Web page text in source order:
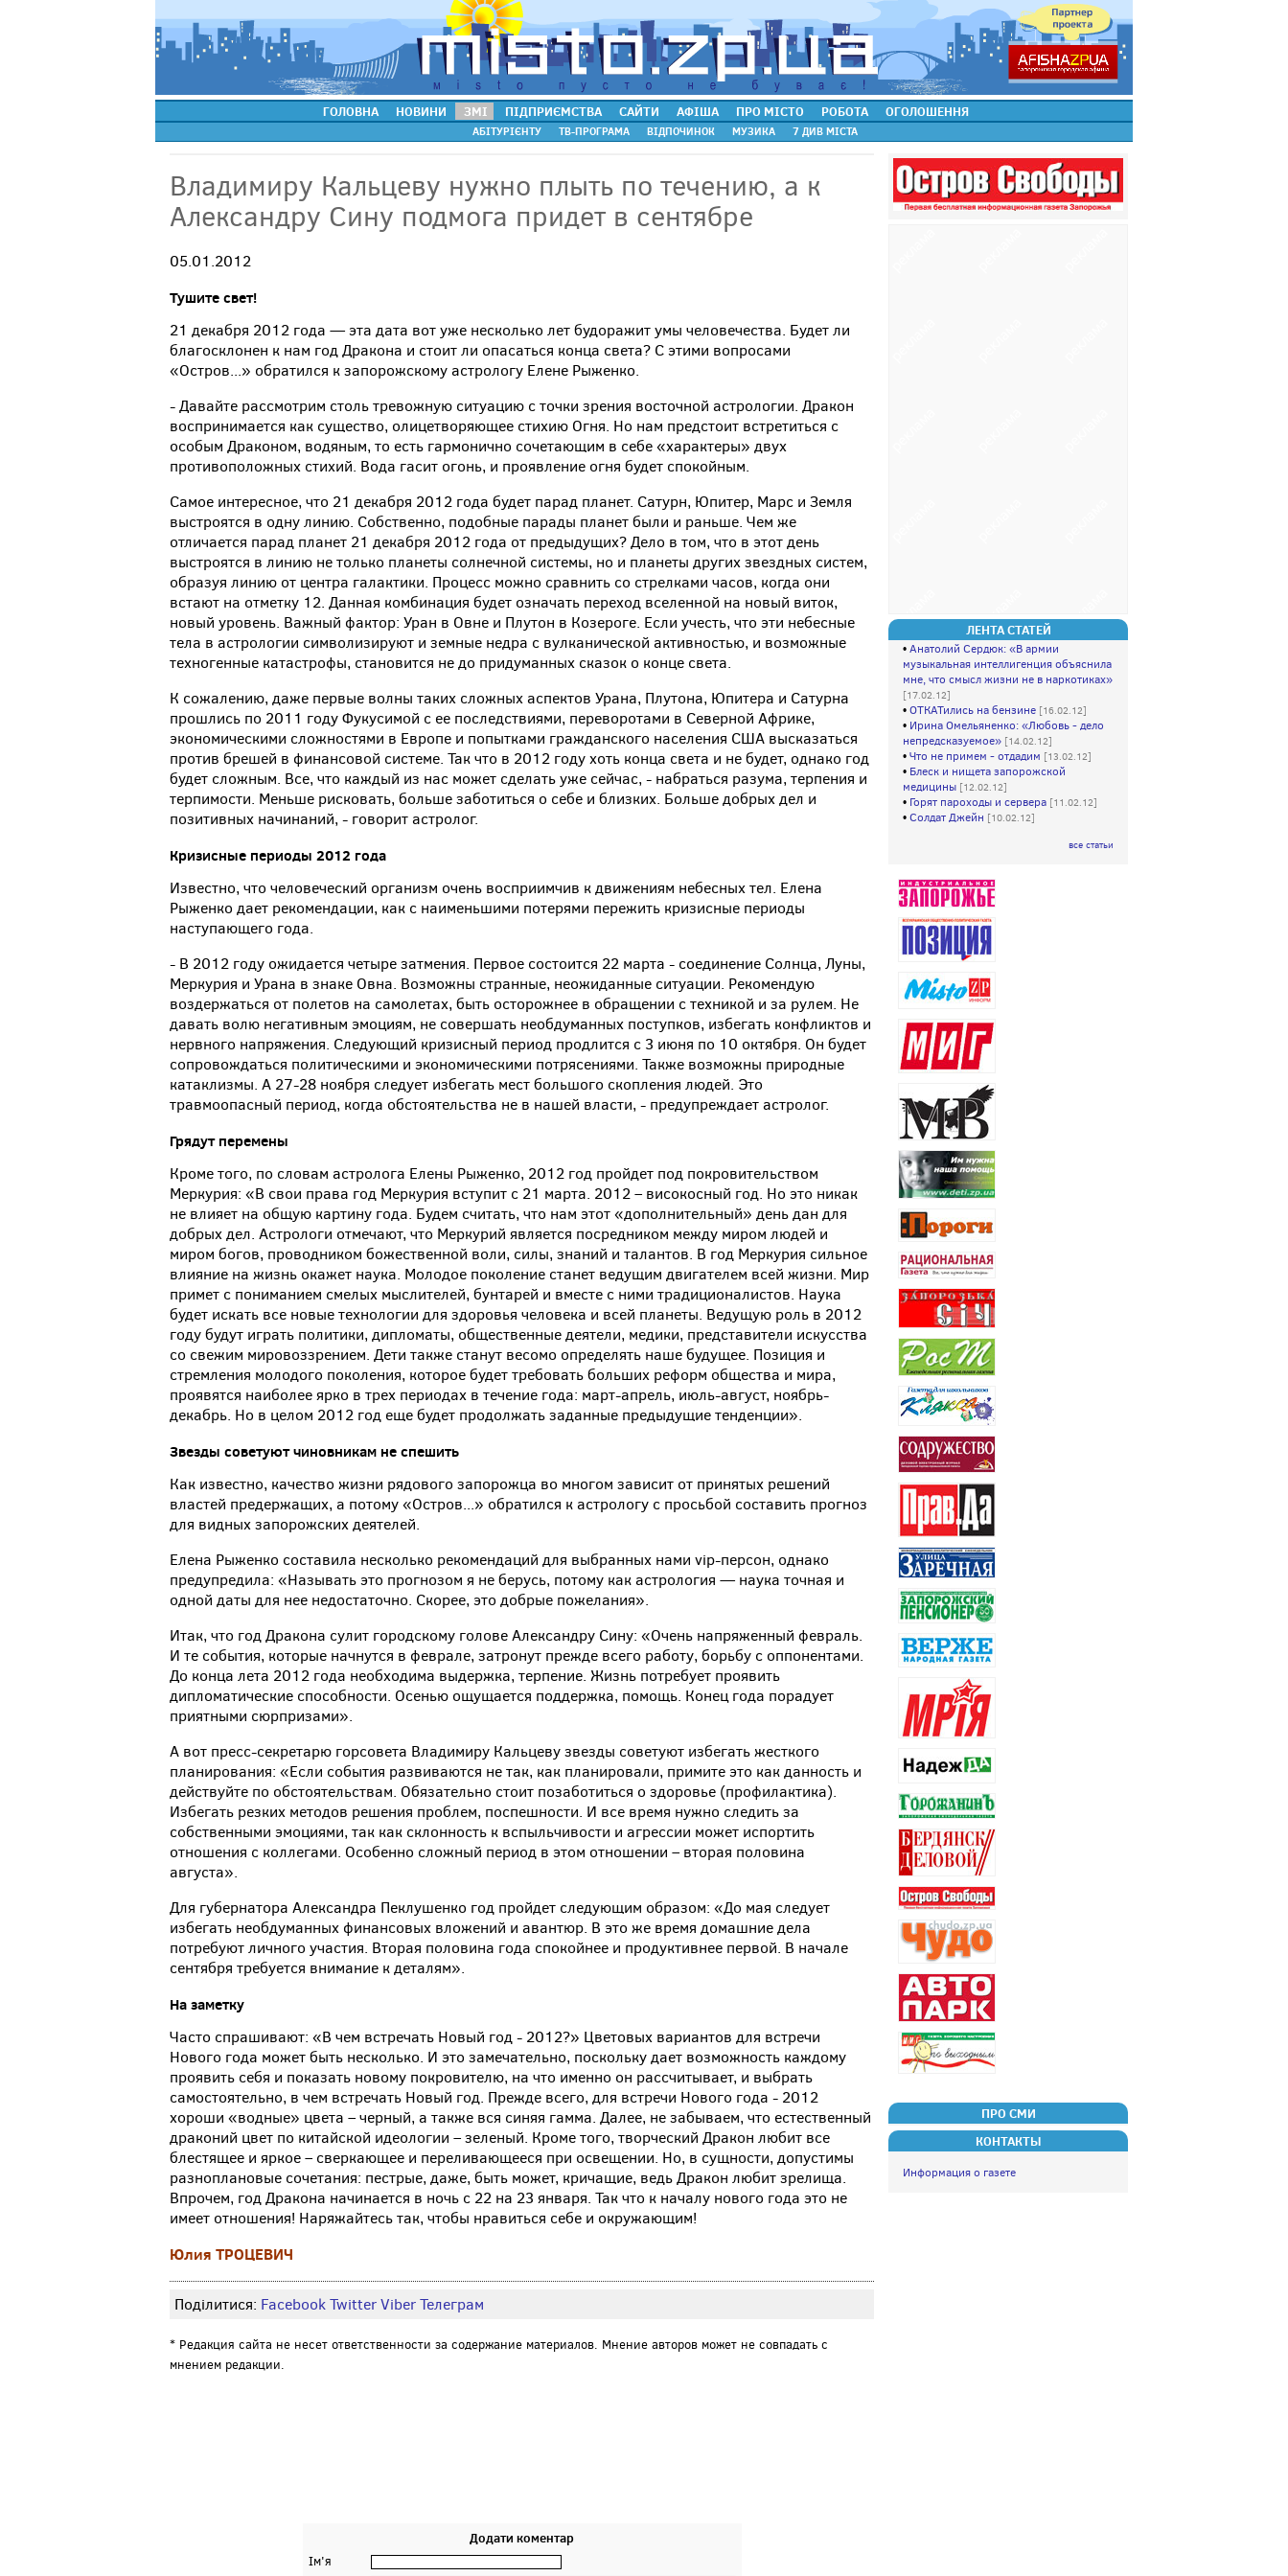
ГОЛОВНА НОВИНИ ЗМІ ПІДПРИЄМСТВА САЙТИ АФІША ПРО МІСТО РОБОТА ОГОЛОШЕННЯ
АБІТУРІЄНТУ ТВ-ПРОГРАМА ВІДПОЧИНОК МУЗИКА 7 ДИВ МІСТА
Владимиру Кальцеву нужно плыть по течению, а к
Александру Сину подмога придет в сентябре
05.01.2012
Тушите свет!
21 декабря 2012 года — эта дата вот уже несколько лет будоражит умы человечества. Будет ли
благосклонен к нам год Дракона и стоит ли опасаться конца света? С этими вопросами
«Остров...» обратился к запорожскому астрологу Елене Рыженко.
- Давайте рассмотрим столь тревожную ситуацию с точки зрения восточной астрологии. Дракон
воспринимается как существо, олицетворяющее стихию Огня. Но нам предстоит встретиться с
особым Драконом, водяным, то есть гармонично сочетающим в себе «характеры» двух
противоположных стихий. Вода гасит огонь, и проявление огня будет спокойным.
Самое интересное, что 21 декабря 2012 года будет парад планет. Сатурн, Юпитер, Марс и Земля
выстроятся в одну линию. Собственно, подобные парады планет были и раньше. Чем же
отличается парад планет 21 декабря 2012 года от предыдущих? Дело в том, что в этот день
выстроятся в линию не только планеты солнечной системы, но и планеты других звездных систем,
образуя линию от центра галактики. Процесс можно сравнить со стрелками часов, когда они
встают на отметку 12. Данная комбинация будет означать переход вселенной на новый виток,
новый уровень. Важный фактор: Уран в Овне и Плутон в Козероге. Если учесть, что эти небесные
тела в астрологии символизируют и земные недра с вулканической активностью, и возможные
техногенные катастрофы, становится не до придуманных сказок о конце света.
К сожалению, даже первые волны таких сложных аспектов Урана, Плутона, Юпитера и Сатурна
прошлись по 2011 году Фукусимой с ее последствиями, переворотами в Северной Африке,
экономическими сложностями в Европе и попытками гражданского населения США высказаться
против брешей в финансовой системе. Так что в 2012 году хоть конца света и не будет, однако год
будет сложным. Все, что каждый из нас может сделать уже сейчас, - набраться разума, терпения и
терпимости. Меньше рисковать, больше заботиться о себе и близких. Больше добрых дел и
позитивных начинаний, - говорит астролог.
Кризисные периоды 2012 года
Известно, что человеческий организм очень восприимчив к движениям небесных тел. Елена
Рыженко дает рекомендации, как с наименьшими потерями пережить кризисные периоды
наступающего года.
- В 2012 году ожидается четыре затмения. Первое состоится 22 марта - соединение Солнца, Луны,
Меркурия и Урана в знаке Овна. Возможны странные, неожиданные ситуации. Рекомендую
воздержаться от полетов на самолетах, быть осторожнее в обращении с техникой и за рулем. Не
давать волю негативным эмоциям, не совершать необдуманных поступков, избегать конфликтов и
нервного напряжения. Следующий кризисный период продлится с 3 июня по 10 октября. Он будет
сопровождаться политическими и экономическими потрясениями. Также возможны природные
катаклизмы. А 27-28 ноября следует избегать мест большого скопления людей. Это
травмоопасный период, когда обстоятельства не в нашей власти, - предупреждает астролог.
Грядут перемены
Кроме того, по словам астролога Елены Рыженко, 2012 год пройдет под покровительством
Меркурия: «В свои права год Меркурия вступит с 21 марта. 2012 – високосный год. Но это никак
не влияет на общую картину года. Будем считать, что нам этот «дополнительный» день дан для
добрых дел. Астрологи отмечают, что Меркурий является посредником между миром людей и
миром богов, проводником божественной воли, силы, знаний и талантов. В год Меркурия сильное
влияние на жизнь окажет наука. Молодое поколение станет ведущим двигателем всей жизни. Мир
примет с пониманием смелых мыслителей, бунтарей и вместе с ними традиционалистов. Наука
будет искать все новые технологии для здоровья человека и всей планеты. Ведущую роль в 2012
году будут играть политики, дипломаты, общественные деятели, медики, представители искусства
со свежим мировоззрением. Дети также станут весомо определять наше будущее. Позиция и
стремления молодого поколения, которое будет требовать больших реформ общества и мира,
проявятся наиболее ярко в трех периодах в течение года: март-апрель, июль-август, ноябрь-
декабрь. Но в целом 2012 год еще будет продолжать заданные предыдущие тенденции».
Звезды советуют чиновникам не спешить
Как известно, качество жизни рядового запорожца во многом зависит от принятых решений
властей предержащих, а потому «Остров...» обратился к астрологу с просьбой составить прогноз
для видных запорожских деятелей.
Елена Рыженко составила несколько рекомендаций для выбранных нами vip-персон, однако
предупредила: «Называть это прогнозом я не берусь, потому как астрология — наука точная и
одной даты для нее недостаточно. Скорее, это добрые пожелания».
Итак, что год Дракона сулит городскому голове Александру Сину: «Очень напряженный февраль.
И те события, которые начнутся в феврале, затронут прежде всего работу, борьбу с оппонентами.
До конца лета 2012 года необходима выдержка, терпение. Жизнь потребует проявить
дипломатические способности. Осенью ощущается поддержка, помощь. Конец года порадует
приятными сюрпризами».
А вот пресс-секретарю горсовета Владимиру Кальцеву звезды советуют избегать жесткого
планирования: «Если события развиваются не так, как планировали, примите это как данность и
действуйте по обстоятельствам. Обязательно стоит позаботиться о здоровье (профилактика).
Избегать резких методов решения проблем, поспешности. И все время нужно следить за
собственными эмоциями, так как склонность к вспыльчивости и агрессии может испортить
отношения с коллегами. Особенно сложный период в этом отношении – вторая половина
августа».
Для губернатора Александра Пеклушенко год пройдет следующим образом: «До мая следует
избегать необдуманных финансовых вложений и авантюр. В это же время домашние дела
потребуют личного участия. Вторая половина года спокойнее и продуктивнее первой. В начале
сентября требуется внимание к деталям».
На заметку
Часто спрашивают: «В чем встречать Новый год - 2012?» Цветовых вариантов для встречи
Нового года может быть несколько. И это замечательно, поскольку дает возможность каждому
проявить себя и показать новому покровителю, на что именно он рассчитывает, и выбрать
самостоятельно, в чем встречать Новый год. Прежде всего, для встречи Нового года - 2012
хороши «водные» цвета – черный, а также вся синяя гамма. Далее, не забываем, что естественный
драконий цвет по китайской идеологии – зеленый. Кроме того, творческий Дракон любит все
блестящее и яркое – сверкающее и переливающееся при освещении. Но, в сущности, допустимы
разноплановые сочетания: пестрые, даже, быть может, кричащие, ведь Дракон любит зрелища.
Впрочем, год Дракона начинается в ночь с 22 на 23 января. Так что к началу нового года это не
имеет отношения! Наряжайтесь так, чтобы нравиться себе и окружающим!
Юлия ТРОЦЕВИЧ
Поділитися: FacebookTwitterViberТелеграм
* Редакция сайта не несет ответственности за содержание материалов. Мнение авторов может не совпадать с
мнением редакции.
Додати коментар
Ім'я
ЛЕНТА СТАТЕЙ
•Анатолий Сердюк: «В армии
музыкальная интеллигенция объяснила
мне, что смысл жизни не в наркотиках»
[17.02.12]
•ОТКАТились на бензине [16.02.12]
• Ирина Омельяненко: «Любовь - дело
непредсказуемое» [14.02.12]
•Что не примем - отдадим [13.02.12]
• Блеск и нищета запорожской
медицины [12.02.12]
• Горят пароходы и сервера [11.02.12]
•Солдат Джейн [10.02.12]
все статьи
ПРО СМИ
КОНТАКТЫ
Информация о газете